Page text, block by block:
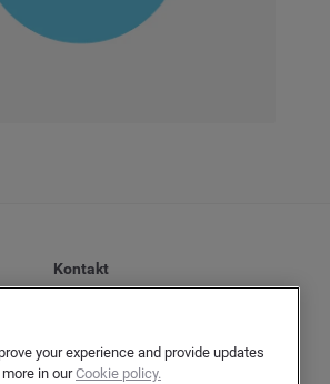
Kontakt
Terms and Conditions
your experience and provide updates
in ourCookie policy.